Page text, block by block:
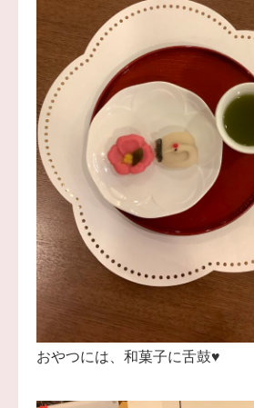
おやつには、和菓子に舌鼓♥